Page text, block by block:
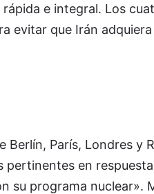
e integral. Los
evitar que Irán
Berlín, París, Londres y
pertinentes en
su programa nuclear».